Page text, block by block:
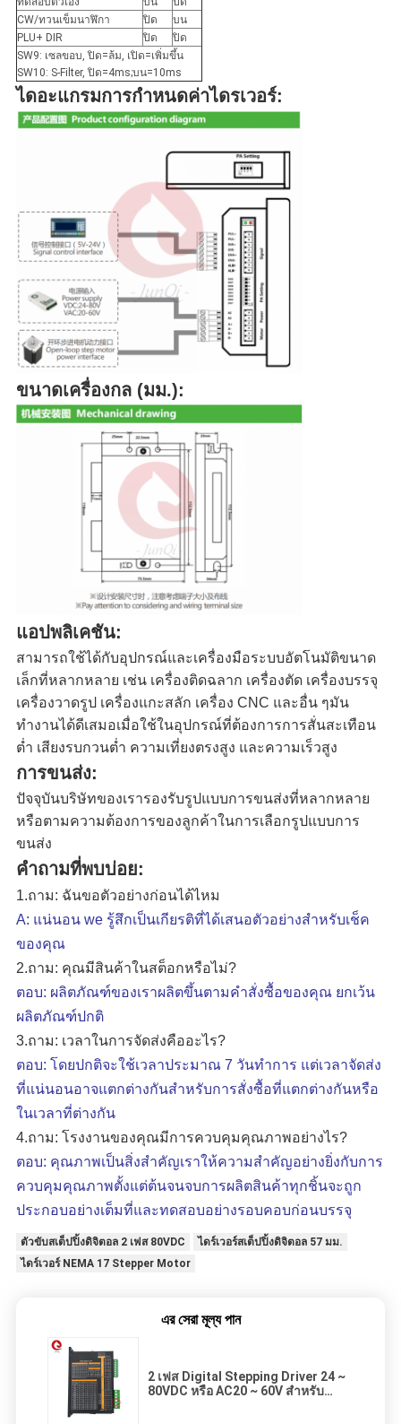
CW/ทวนเข็มนาฬิกา
ปิด
บน
PLU+ DIR
ปิด
ปิด
SW9: เซลขอบ, ปิด=ล้ม, เปิด=เพิ่มขึ้น
SW10: S-Filter, ปิด=4ms;บน=10ms
ไดอะแกรมการกำหนดค่าไดรเวอร์:
ขนาดเครื่องกล (มม.):
แอปพลิเคชัน:
สามารถใช้ได้กับอุปกรณ์และเครื่องมือระบบอัตโนมัติขนาด
เล็กที่หลากหลาย เช่น เครื่องติดฉลาก เครื่องตัด เครื่องบรรจุ
เครื่องวาดรูป เครื่องแกะสลัก เครื่อง CNC และอื่น ๆมัน
ทำงานได้ดีเสมอเมื่อใช้ในอุปกรณ์ที่ต้องการการสั่นสะเทือน
ต่ำ เสียงรบกวนต่ำ ความเที่ยงตรงสูง และความเร็วสูง
การขนส่ง:
ปัจจุบันบริษัทของเรารองรับรูปแบบการขนส่งที่หลากหลาย
หรือตามความต้องการของลูกค้าในการเลือกรูปแบบการ
ขนส่ง
คำถามที่พบบ่อย:
1.ถาม: ฉันขอตัวอย่างก่อนได้ไหม
A: แน่นอน we รู้สึกเป็นเกียรติที่ได้เสนอตัวอย่างสำหรับเช็ค
ของคุณ
2.ถาม: คุณมีสินค้าในสต็อกหรือไม่?
ตอบ: ผลิตภัณฑ์ของเราผลิตขึ้นตามคำสั่งซื้อของคุณ ยกเว้น
ผลิตภัณฑ์ปกติ
3.ถาม: เวลาในการจัดส่งคืออะไร?
ตอบ: โดยปกติจะใช้เวลาประมาณ 7 วันทำการ แต่เวลาจัดส่ง
ที่แน่นอนอาจแตกต่างกันสำหรับการสั่งซื้อที่แตกต่างกันหรือ
ในเวลาที่ต่างกัน
4.ถาม: โรงงานของคุณมีการควบคุมคุณภาพอย่างไร?
ตอบ: คุณภาพเป็นสิ่งสำคัญเราให้ความสำคัญอย่างยิ่งกับการ
ควบคุมคุณภาพตั้งแต่ต้นจนจบการผลิตสินค้าทุกชิ้นจะถูก
ประกอบอย่างเต็มที่และทดสอบอย่างรอบคอบก่อนบรรจุ
ตัวขับสเต็ปปิ้งดิจิตอล 2 เฟส 80VDC
ไดร์เวอร์สเต็ปปิ้งดิจิตอล 57 มม.
ไดร์เวอร์ NEMA 17 Stepper Motor
এর সেরা মূল্য পান
2 เฟส Digital Stepping Driver 24 ~
80VDC หรือ AC20 ~ 60V สำหรับ